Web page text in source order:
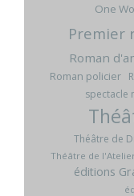
One
Premier
Roman
Roman policier
spectacle
Théâtre de
Théâtre de
éditions